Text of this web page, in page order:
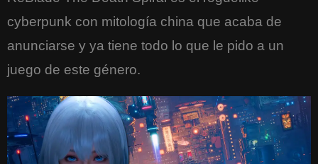
cyberpunk con mitología china que acaba de
anunciarse y ya tiene todo lo que le pido a un
juego de este género.